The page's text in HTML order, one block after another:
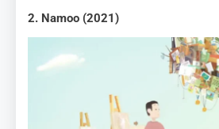
2. Namoo (2021)